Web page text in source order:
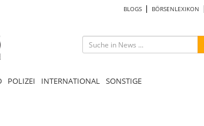
BLOGS BÖRSENLEXIKON
POLIZEI INTERNATIONAL SONSTIGE